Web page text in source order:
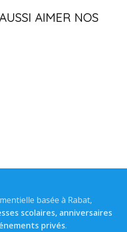
AIMER NOS
basée à Rabat,
scolaires, anniversaires
privés.